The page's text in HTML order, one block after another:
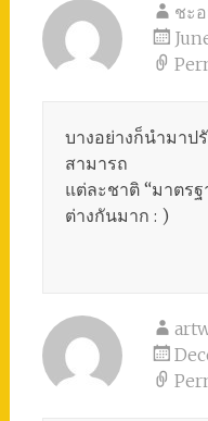
ชะ
บางอย่างก็นำมาป
สามารถ
แต่ละชาติ “มาตร
ต่างกันมาก : )